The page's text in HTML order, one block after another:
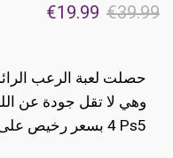
€39.99
السعر
هو:
€39.99.
€19.99
هو:
€19.99.
حصلت لعبة الرعب
4 Ps5 بسعر رخيص على GameStore.Net.